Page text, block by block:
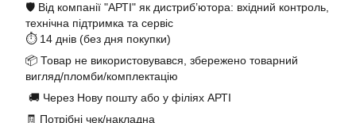
🛡️ Від компанії "АРТІ" як дистриб’ютора: вхідний контроль,
технічна підтримка та сервіс
⏱️ 14 днів (без дня покупки)
📦 Товар не використовувався, збережено товарний
вигляд/пломби/комплектацію
🚚 Через Нову пошту або у філіях АРТІ
🧾 Потрібні чек/накладна